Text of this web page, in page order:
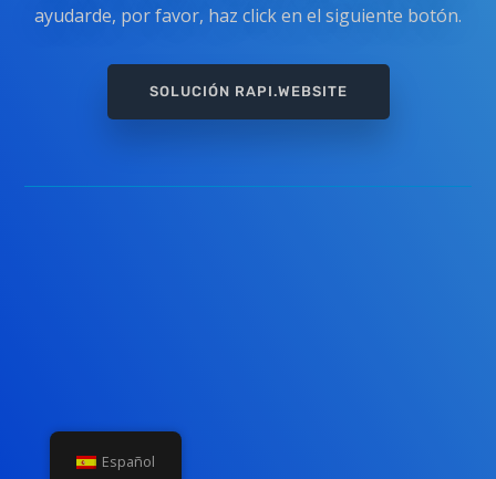
ayudarde, por favor, haz click en el siguiente botón.
SOLUCIÓN RAPI.WEBSITE
Español